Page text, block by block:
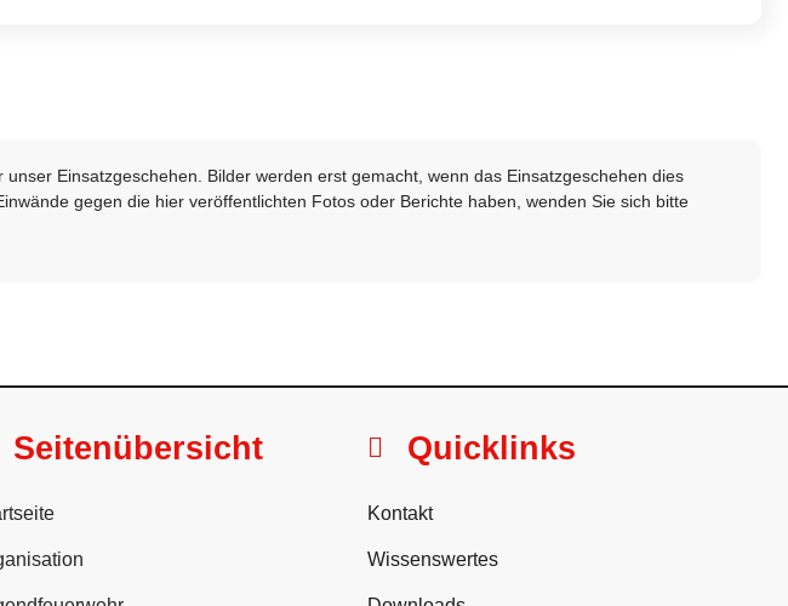
Einsatzgeschehen. Bilder werden erst gemacht, wenn das Einsatzgeschehen dies
gegen die hier veröffentlichten Fotos oder Berichte haben, wenden Sie sich bitte
Seitenübersicht Quicklinks
Kontakt
Wissenswertes